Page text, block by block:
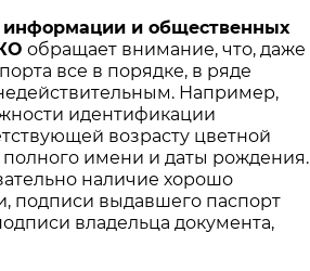
информации и общественных
обращает внимание, что, даже
все в порядке, в ряде
Например,
идентификации
возрасту цветной
имени и даты рождения.
наличие хорошо
подписи выдавшего паспорт
владельца документа,